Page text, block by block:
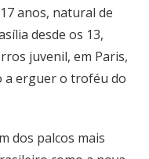
anos, natural de
desde os 13,
juvenil, em Paris,
erguer o troféu do
dos palcos mais